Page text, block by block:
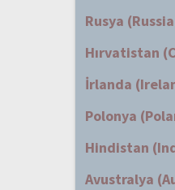
Rusya
Hırvatistan
İrlanda
Polonya
Hindistan
Avustralya